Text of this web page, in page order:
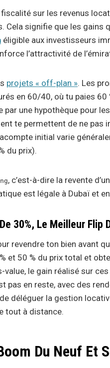
sur les revenus
Cela signifie que les gains
éligible aux investisseurs
l’attractivité de
projets « off-plan ». Les
en 60/40, où tu paies
une hypothèque pour
te permettent de ne
initial varie
du prix).
, c’est-à-dire la revente
est légale à Dubaï et
30%, Le Meilleur Flip
revendre ton bien avant
et 50 % du prix total et
value, le gain réalisé sur
pas en reste, avec des
déléguer la gestion
tout à distance.
Du Neuf Et